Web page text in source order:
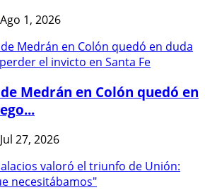
Ago 1, 2026
Medrán en Colón quedó en
Jul 27, 2026